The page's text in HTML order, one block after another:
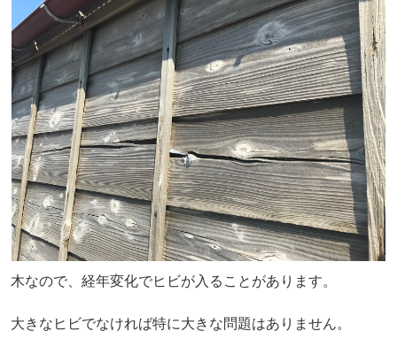
木なので、経年変化でヒビが入ることがあります。
大きなヒビでなければ特に大きな問題はありません。